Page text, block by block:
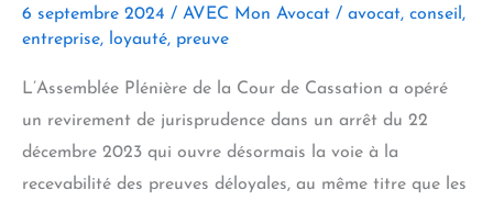
musique
l’opération
accordéon
6 septembre 2024 / AVEC Mon Avocat / avocat, conseil ,
entreprise, loyauté, preuve
L’Assemblée Plénière de la Cour de Cassation a opéré
un revirement de jurisprudence dans un arrêt du 22
décembre 2023 qui ouvre désormais la voie à la
recevabilité des preuves déloyales, au même titre que les